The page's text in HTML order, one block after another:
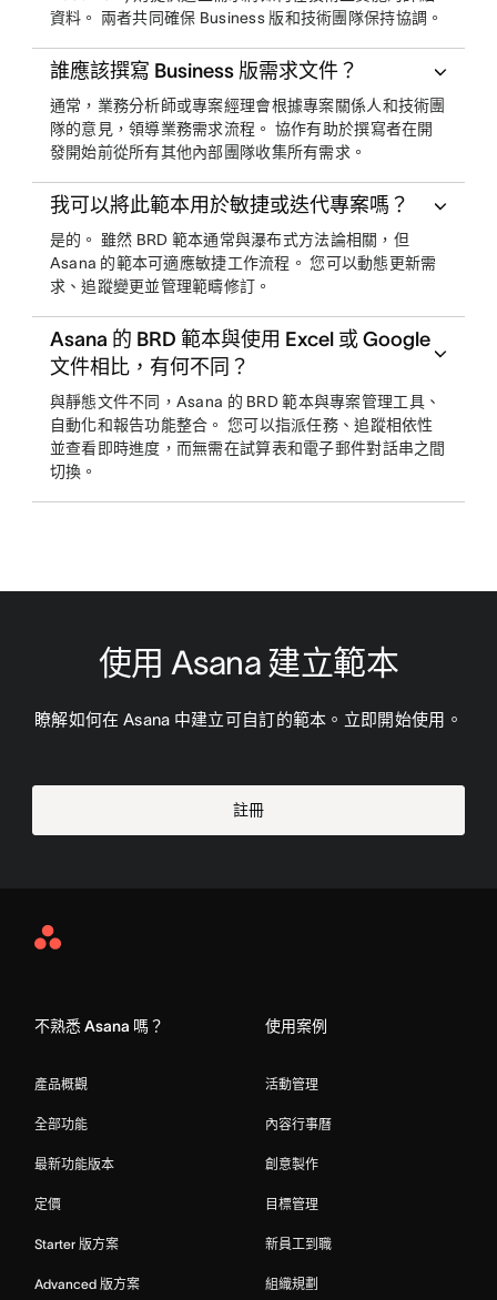
資料。 兩者共同確保 Business 版和技術團隊保持協調。
誰應該撰寫 Business 版需求文件？
通常，業務分析師或專案經理會根據專案關係人和技術團
隊的意見，領導業務需求流程。 協作有助於撰寫者在開
發開始前從所有其他內部團隊收集所有需求。
我可以將此範本用於敏捷或迭代專案嗎？
是的。 雖然 BRD 範本通常與瀑布式方法論相關，但
Asana 的範本可適應敏捷工作流程。 您可以動態更新需
求、追蹤變更並管理範疇修訂。
Asana 的 BRD 範本與使用 Excel 或 Google
文件相比，有何不同？
與靜態文件不同，Asana 的 BRD 範本與專案管理工具、
自動化和報告功能整合。 您可以指派任務、追蹤相依性
並查看即時進度，而無需在試算表和電子郵件對話串之間
切換。
使用 Asana 建立範本
瞭解如何在 Asana 中建立可自訂的範本。立即開始使用。
註冊
Asana
不熟悉 Asana 嗎？
產品概觀
全部功能
最新功能版本
定價
Starter 版方案
Advanced 版方案
使用案例
活動管理
內容行事曆
創意製作
目標管理
新員工到職
組織規劃